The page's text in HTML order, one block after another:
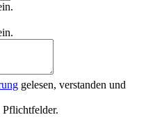
gelesen, verstanden und